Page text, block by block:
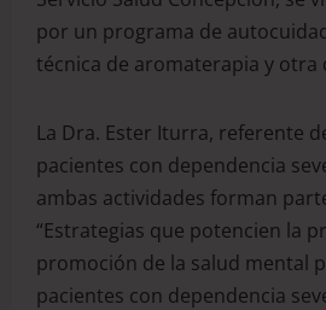
por un programa de
técnica de aromaterapia y otra
La Dra. Ester Iturra, referente
pacientes con dependencia
ambas actividades forman
“Estrategias que potencien la
promoción de la salud mental
pacientes con dependencia